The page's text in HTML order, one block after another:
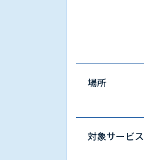
場所
対象サービス